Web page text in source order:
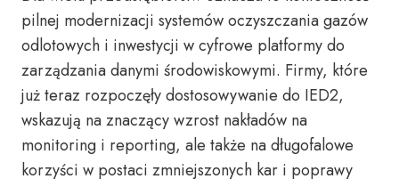
pilnej modernizacji systemów oczyszczania gazów
odlotowych i inwestycji w cyfrowe platformy do
zarządzania danymi środowiskowymi. Firmy, które
już teraz rozpoczęły dostosowywanie do IED2,
wskazują na znaczący wzrost nakładów na
monitoring i reporting, ale także na długofalowe
korzyści w postaci zmniejszonych kar i poprawy